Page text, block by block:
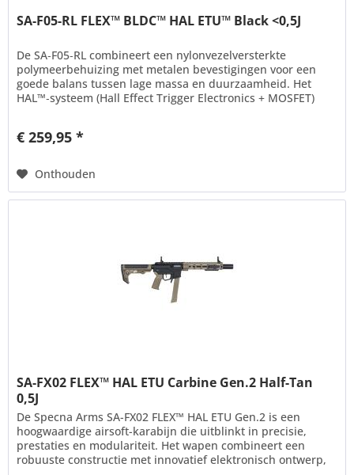
SA-F05-RL FLEX™ BLDC™ HAL ETU™ Black <0,5J
De SA‑F05‑RL combineert een nylonvezelversterkte
polymeerbehuizing met metalen bevestigingen voor een
goede balans tussen lage massa en duurzaamheid. Het
HAL™‑systeem (Hall Effect Trigger Electronics + MOSFET)
€ 259,95 *
Onthouden
SA-FX02 FLEX™ HAL ETU Carbine Gen.2 Half-Tan
0,5J
De Specna Arms SA-FX02 FLEX™ HAL ETU Gen.2 is een
hoogwaardige airsoft-karabijn die uitblinkt in precisie,
prestaties en modulariteit. Het wapen combineert een
robuuste constructie met innovatief elektronisch ontwerp,